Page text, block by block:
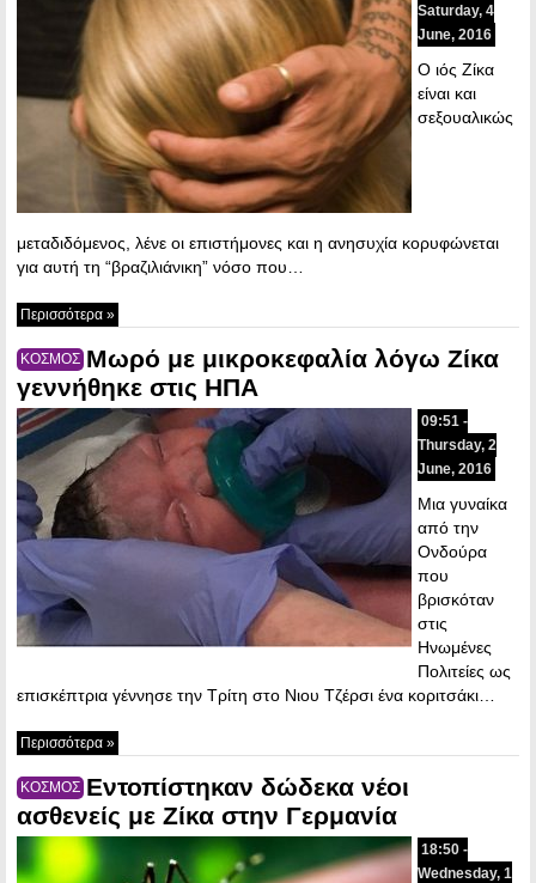
Saturday, 4
June, 2016
Ο ιός Ζίκα
είναι και
σεξουαλικώς
μεταδιδόμενος, λένε οι επιστήμονες και η ανησυχία κορυφώνεται
για αυτή τη “βραζιλιάνικη” νόσο που…
Περισσότερα »
ΚΟΣΜΟΣ Μωρό με μικροκεφαλία λόγω Ζίκα
γεννήθηκε στις ΗΠΑ
09:51 -
Thursday, 2
June, 2016
Μια γυναίκα
από την
Ονδούρα
που
βρισκόταν
στις
Ηνωμένες
Πολιτείες ως
επισκέπτρια γέννησε την Τρίτη στο Νιου Τζέρσι ένα κοριτσάκι…
Περισσότερα »
ΚΟΣΜΟΣ Εντοπίστηκαν δώδεκα νέοι
ασθενείς με Ζίκα στην Γερμανία
18:50 -
Wednesday, 1